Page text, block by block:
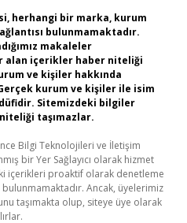
herhangi bir marka, kurum
bulunmamaktadır.
makaleler
alan içerikler haber niteliği
ve kişiler hakkında
kurum ve kişiler ile isim
Sitemizdeki bilgiler
taşımazlar.
Bilgi Teknolojileri ve İletişim
bir Yer Sağlayıcı olarak hizmet
içerikleri proaktif olarak denetleme
Ancak, üyelerimiz
taşımakta olup, siteye üye olarak